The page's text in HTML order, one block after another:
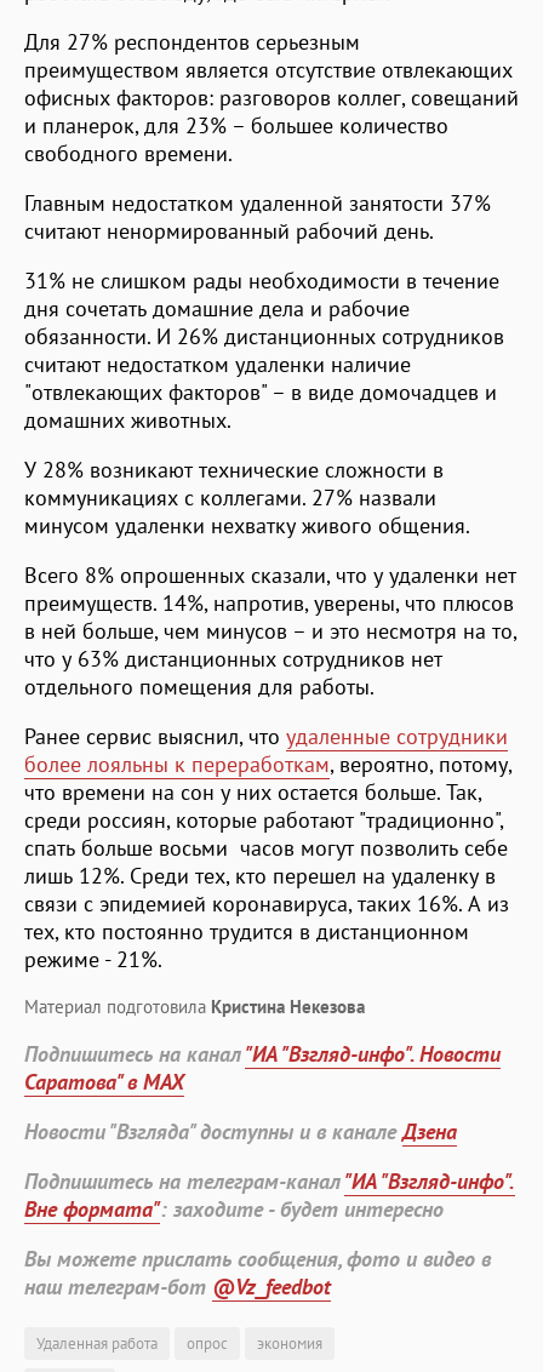
Для 27% респондентов серьезным
преимуществом является отсутствие отвлекающих
офисных факторов: разговоров коллег, совещаний
и планерок, для 23% – большее количество
свободного времени.
Главным недостатком удаленной занятости 37%
считают ненормированный рабочий день.
31% не слишком рады необходимости в течение
дня сочетать домашние дела и рабочие
обязанности. И 26% дистанционных сотрудников
считают недостатком удаленки наличие
"отвлекающих факторов" – в виде домочадцев и
домашних животных.
У 28% возникают технические сложности в
коммуникациях с коллегами. 27% назвали
минусом удаленки нехватку живого общения.
Всего 8% опрошенных сказали, что у удаленки нет
преимуществ. 14%, напротив, уверены, что плюсов
в ней больше, чем минусов – и это несмотря на то,
что у 63% дистанционных сотрудников нет
отдельного помещения для работы.
Ранее сервис выяснил, что удаленные сотрудники
более лояльны к переработкам, вероятно, потому,
что времени на сон у них остается больше. Так,
среди россиян, которые работают "традиционно",
спать больше восьми часов могут позволить себе
лишь 12%. Среди тех, кто перешел на удаленку в
связи с эпидемией коронавируса, таких 16%. А из
тех, кто постоянно трудится в дистанционном
режиме - 21%.
Материал подготовила Кристина Некезова
Подпишитесь на канал"ИА "Взгляд-инфо". Новости
Саратова" в MAX
Новости "Взгляда" доступны и в каналеДзена
Подпишитесь на телеграм-канал"ИА "Взгляд-инфо".
Вне формата": заходите - будет интересно
Вы можете прислать сообщения, фото и видео в
наш телеграм-бот @Vz_feedbot
Удаленная работа опрос
экономия